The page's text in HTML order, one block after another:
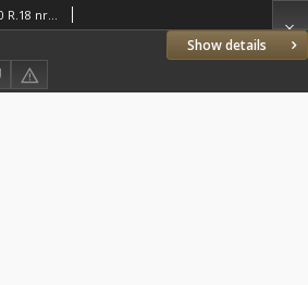
Show details
Głos Wielkopolski. 1962.01.10 R.18 nr8 Wyd.A